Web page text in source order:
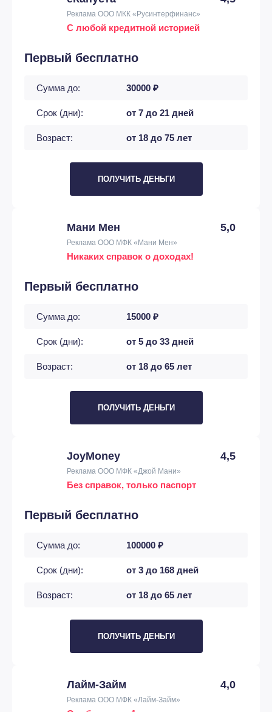
Реклама ООО МКК «Русинтерфинанс»
С любой кредитной историей
Первый бесплатно
Сумма до: 30000 ₽
Срок (дни): от 7 до 21 дней
Возраст: от 18 до 75 лет
ПОЛУЧИТЬ ДЕНЬГИ
Мани Мен 5,0
Реклама ООО МФК «Мани Мен»
Никаких справок о доходах!
Первый бесплатно
Сумма до: 15000 ₽
Срок (дни): от 5 до 33 дней
Возраст: от 18 до 65 лет
ПОЛУЧИТЬ ДЕНЬГИ
JoyMoney 4,5
Реклама ООО МФК «Джой Мани»
Без справок, только паспорт
Первый бесплатно
Сумма до: 100000 ₽
Срок (дни): от 3 до 168 дней
Возраст: от 18 до 65 лет
ПОЛУЧИТЬ ДЕНЬГИ
Лайм-Займ 4,0
Реклама ООО МФК «Лайм-Займ»